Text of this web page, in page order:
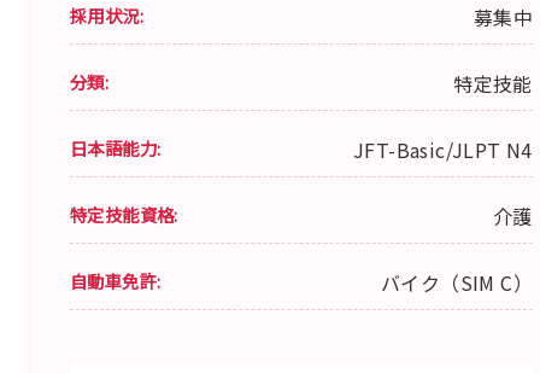
採用状況: 募集中
分類: 特定技能
日本語能力: JFT-Basic/JLPT N4
特定技能資格: 介護
自動車免許: バイク（SIM C）